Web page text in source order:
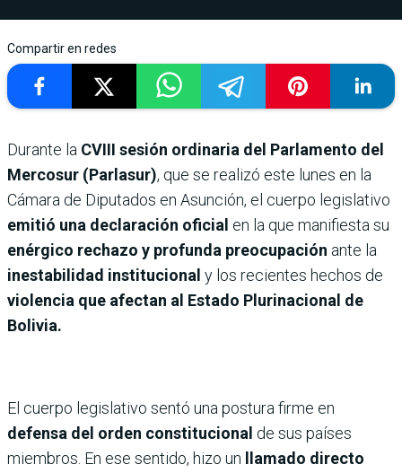
Compartir en redes
Durante la CVIII sesión ordinaria del Parlamento del
Mercosur (Parlasur), que se realizó este lunes en la
Cámara de Diputados en Asunción, el cuerpo legislativo
emitió una declaración oficial en la que manifiesta su
enérgico rechazo y profunda preocupación ante la
inestabilidad institucional y los recientes hechos de
violencia que afectan al Estado Plurinacional de
Bolivia.
El cuerpo legislativo sentó una postura firme en
defensa del orden constitucional de sus países
miembros. En ese sentido, hizo un
llamado directo